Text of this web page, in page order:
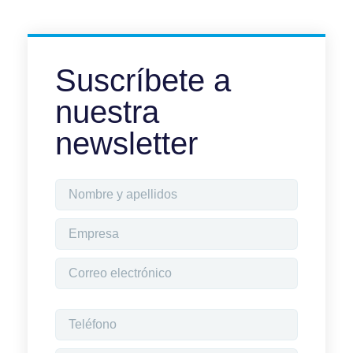
Suscríbete a
nuestra
newsletter